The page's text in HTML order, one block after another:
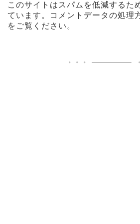
このサイトはスパムを低減するた
ています。
コメントデータの処理
をご覧ください 。